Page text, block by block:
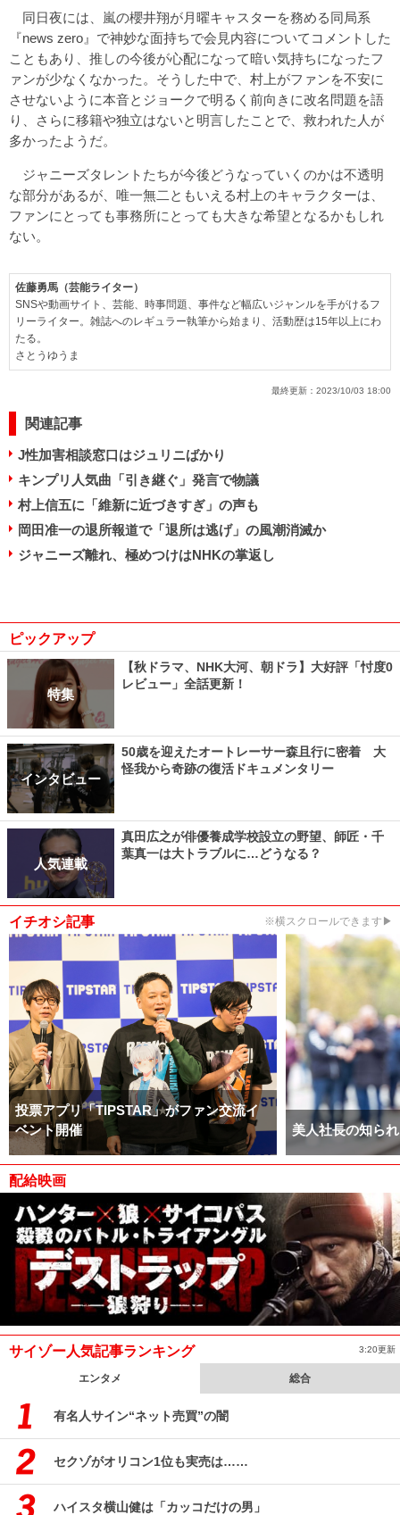
同日夜には、嵐の櫻井翔が月曜キャスターを務める同局系
『news zero』で神妙な面持ちで会見内容についてコメントした
こともあり、推しの今後が心配になって暗い気持ちになったフ
ァンが少なくなかった。そうした中で、村上がファンを不安に
させないように本音とジョークで明るく前向きに改名問題を語
り、さらに移籍や独立はないと明言したことで、救われた人が
多かったようだ。
ジャニーズタレントたちが今後どうなっていくのかは不透明
な部分があるが、唯一無二ともいえる村上のキャラクターは、
ファンにとっても事務所にとっても大きな希望となるかもしれ
ない。
佐藤勇馬（芸能ライター）
SNSや動画サイト、芸能、時事問題、事件など幅広いジャンルを手がけるフ
リーライター。雑誌へのレギュラー執筆から始まり、活動歴は15年以上にわ
たる。
さとうゆうま
最終更新： 2023/10/03 18:00
関連記事
J性加害相談窓口はジュリニばかり
キンプリ人気曲「引き継ぐ」発言で物議
村上信五に「維新に近づきすぎ」の声も
岡田准一の退所報道で「退所は逃げ」の風潮消滅か
ジャニーズ離れ、極めつけはNHKの掌返し
ピックアップ
特集
【秋ドラマ、NHK大河、朝ドラ】大好評「忖度0
レビュー」全話更新！
インタビュー
50歳を迎えたオートレーサー森且行に密着 大
怪我から奇跡の復活ドキュメンタリー
人気連載
真田広之が俳優養成学校設立の野望、師匠・千
葉真一は大トラブルに…どうなる？
イチオシ記事 ※横スクロールできます▶
投票アプリ「TIPSTAR」がファン交流イ
ベント開催
美人社長の知ら
配給映画
サイゾー人気記事ランキング 3:20更新
エンタメ 総合
有名人サイン“ネット売買”の闇
セクゾがオリコン1位も実売は……
ハイスタ横山健は「カッコだけの男」